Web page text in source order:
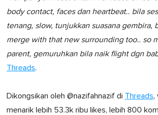
body contact, faces dan heartbeat.. bila
tenang, slow, tunjukkan suasana gembira,
merge with that new surrounding too.. so
parent, gemuruhkan bila naik flight dgn
Threads.
Dikongsikan oleh @nazifahnazif di Threads,
menarik lebih 53.3k ribu likes, lebih 800